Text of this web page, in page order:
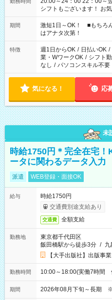
シフトもございます！ お
期間
激短1日～OK！ ■もちろ
はアナタ次第！
特徴 週1日からOK / 日払いOK /
業・WワークOK / シフト
なし / パソコンスキル不要
気になる！ 応
未
時給1750円＊完全在宅
ータに関わるデータ入力
派遣 WEB登録・面接OK
給与
時給1750円
交通費別途支給あり
交通費 全額支給
勤務地
東京都千代田区
飯田橋駅から徒歩3分 /
【大手出版社】出版事
勤務時間 10:00～18:00(実働7時間
期間 2026年08月下旬～長期